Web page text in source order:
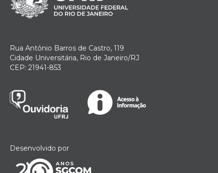
Rua Antônio Barros de Castro, 119
Cidade Universitária, Rio de Janeiro/RJ
CEP: 21941-853
Desenvolvido por